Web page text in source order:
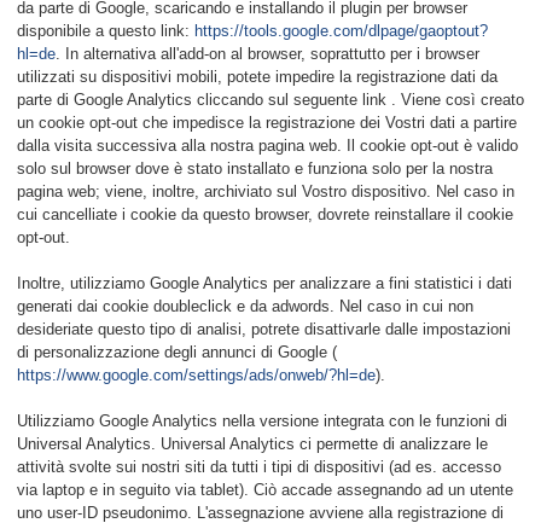
da parte di Google, scaricando e installando il plugin per browser
disponibile a questo link: https://tools.google.com/dlpage/gaoptout?
hl=de. In alternativa all'add-on al browser, soprattutto per i browser
utilizzati su dispositivi mobili, potete impedire la registrazione dati da
parte di Google Analytics cliccando sul seguente link . Viene così creato
un cookie opt-out che impedisce la registrazione dei Vostri dati a partire
dalla visita successiva alla nostra pagina web. Il cookie opt-out è valido
solo sul browser dove è stato installato e funziona solo per la nostra
pagina web; viene, inoltre, archiviato sul Vostro dispositivo. Nel caso in
cui cancelliate i cookie da questo browser, dovrete reinstallare il cookie
opt-out.
Inoltre, utilizziamo Google Analytics per analizzare a fini statistici i dati
generati dai cookie doubleclick e da adwords. Nel caso in cui non
desideriate questo tipo di analisi, potrete disattivarle dalle impostazioni
di personalizzazione degli annunci di Google (
https://www.google.com/settings/ads/onweb/?hl=de).
Utilizziamo Google Analytics nella versione integrata con le funzioni di
Universal Analytics. Universal Analytics ci permette di analizzare le
attività svolte sui nostri siti da tutti i tipi di dispositivi (ad es. accesso
via laptop e in seguito via tablet). Ciò accade assegnando ad un utente
uno user-ID pseudonimo. L'assegnazione avviene alla registrazione di